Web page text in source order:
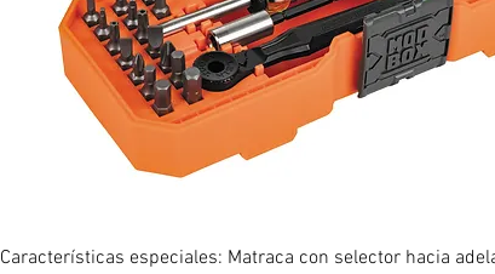
Características especiales: Matraca con selector hacia